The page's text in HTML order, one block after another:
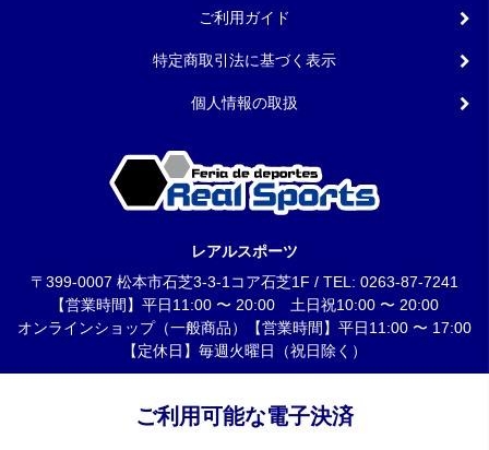
ご利用ガイド
特定商取引法に基づく表示
個人情報の取扱
レアルスポーツ
〒399-0007 松本市石芝3-3-1コア石芝1F / TEL: 0263-87-7241
【営業時間】平日11:00 〜 20:00 土日祝10:00 〜 20:00
オンラインショップ（一般商品）【営業時間】平日11:00 〜 17:00
【定休日】毎週火曜日（祝日除く）
ご利用可能な電子決済